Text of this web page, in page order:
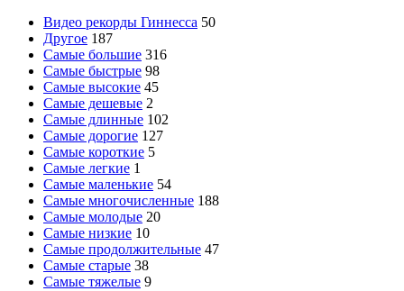
Видео рекорды Гиннесса 50
Другое 187
Самые большие 316
Самые быстрые 98
Самые высокие 45
Самые дешевые 2
Самые длинные 102
Самые дорогие 127
Самые короткие 5
Самые легкие 1
Самые маленькие 54
Самые многочисленные 188
Самые молодые 20
Самые низкие 10
Самые продолжительные 47
Самые старые 38
Самые тяжелые 9